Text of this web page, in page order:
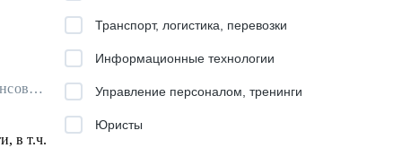
Финансовый архитектор / Наставник для бухгалтеров / Ментор для финансовых специалистов
в т.ч.
Транспорт, логистика, перевозки
Информационные технологии
Управление персоналом, тренинги
Юристы